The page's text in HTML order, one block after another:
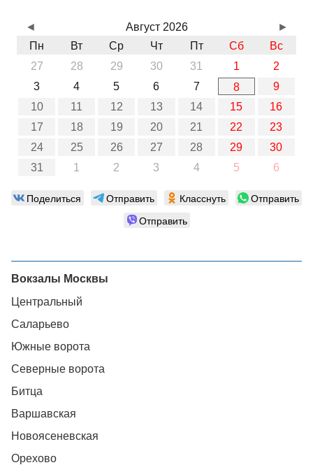
Август 2026
Пн
Вт Ср Чт Пт Сб
Вс
27
28 29 30 31 1
2
3
4 5 6 7 8
9
10
11 12 13 14 15
16
17
18 19 20 21 22
23
24
25 26 27 28 29
30
31
1 2 3 4 5 6
◄ ►
Поделиться Отправить Класснуть
Отправить
Отправить
Вокзалы Москвы
Центральный
Саларьево
Южные ворота
Северные ворота
Битца
Варшавская
Новоясеневская
Орехово